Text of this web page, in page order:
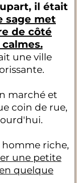
il était
sage met
de côté
une ville
marché et
coin de rue,
homme riche,
une petite
quelque